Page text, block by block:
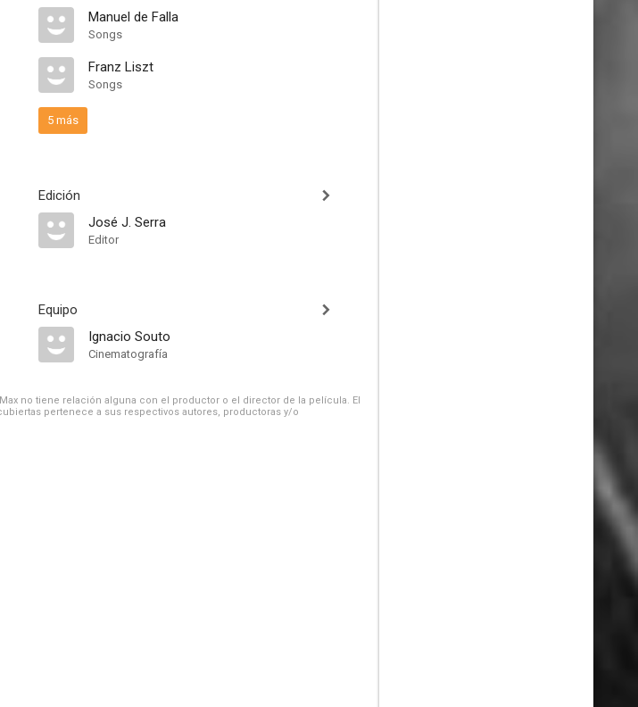
Manuel de Falla
Songs
Franz Liszt
Songs
5 más
Edición
José J. Serra
Editor
Equipo
Ignacio Souto
Cinematografía
no tiene relación alguna con el productor o el director de la película. El
pertenece a sus respectivos autores, productoras y/o